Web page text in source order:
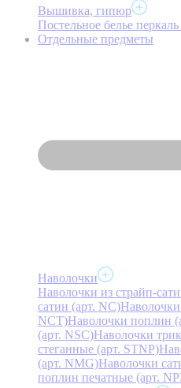
Вышивка, гипюр
Постельное белье
Отдельные предметы
Наволочки
Наволочки из страйп-
сатин (арт. NC)Наволочки
NCT)Наволочки поплин
(арт. NSC)Наволочки
стеганные (арт. STNP)
(арт. NMG)Наволочки
поплин печатные (арт.